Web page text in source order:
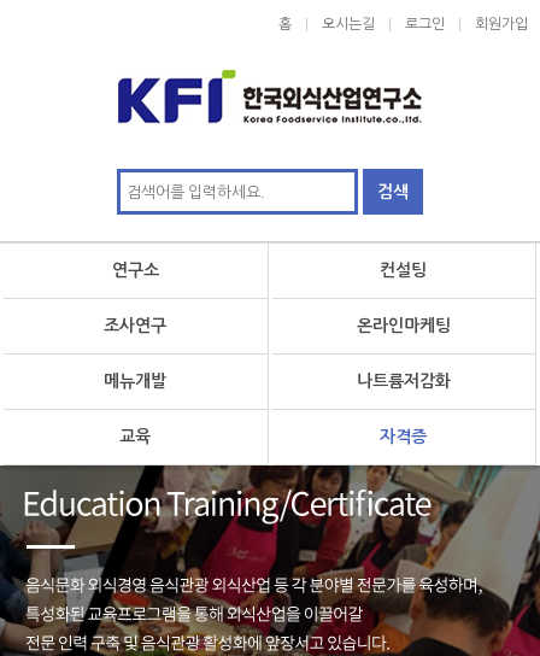
홈 오시는길 로그인 회원가입
연구소 컨설팅
조사연구 온라인마케팅
메뉴개발 나트륨저감화
교육 자격증